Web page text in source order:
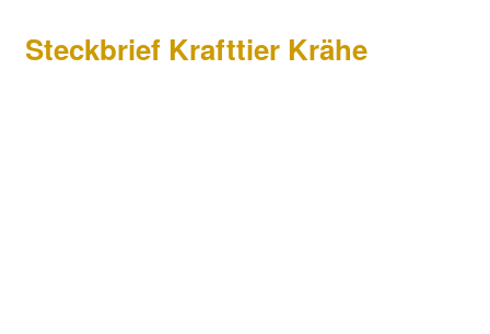
Steckbrief Krafttier Krähe